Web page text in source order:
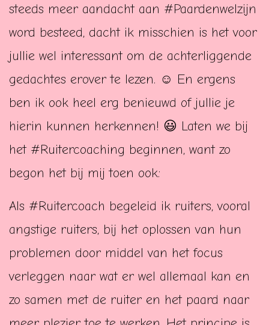
steeds meer aandacht aan #Paardenwelzijn
word besteed, dacht ik misschien is het voor
jullie wel interessant o​m de achterliggende
gedachtes erover te lezen. ☺️ En ergens
ben ik ook heel erg benieuwd of jullie je
hierin kunnen herkennen! 😃 Laten we bij
het #Ruitercoaching beginnen, want zo
begon het bij mij toen ook:
Als #Ruitercoach begeleid ik ruiters, vooral
angstige ruiters, bij het oplossen van hun
problemen door middel van het focus
verleggen naar wat er wel allemaal kan en
zo samen met de ruiter en het paard naar